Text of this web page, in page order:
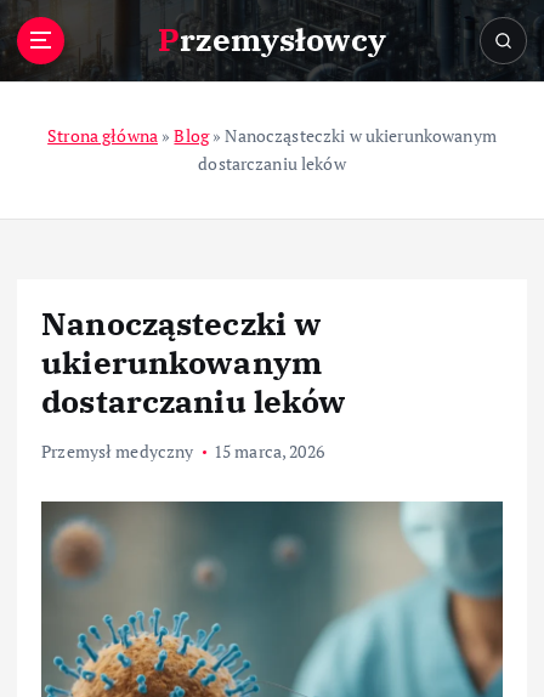
Przemysłowcy
Strona główna »Blog»Nanocząsteczki w ukierunkowanym
dostarczaniu leków
Nanocząsteczki w
ukierunkowanym
dostarczaniu leków
Przemysł medyczny 15 marca, 2026